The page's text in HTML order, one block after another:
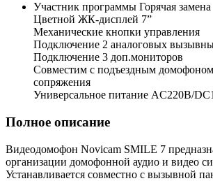
Участник программы Горячая замена
Цветной ЖК-дисплей 7”
Механические кнопки управления
Подключение 2 аналоговых
Подключение 3 доп.мониторов
Совместим с подъездным домофоном
сопряжения
Универсальное питание AC220В/
Полное описание
Видеодомофон Novicam SMILE 7
организации домофонной аудио и видео
Устанавливается совместно с вызывной